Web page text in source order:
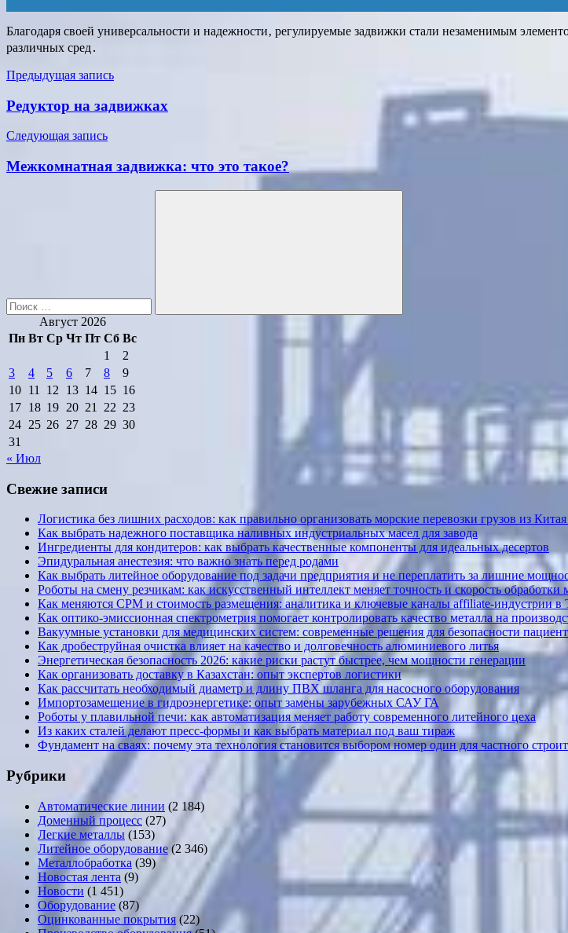
Благодаря своей универсальности и надежности‚ регулируемые задвижки стали незаменимым
различных сред․
Навигация
по
записям
Предыдущая запись
Редуктор на задвижках
Следующая запись
Межкомнатная задвижка: что это такое?
Поиск
Август 2026
Пн Вт Ср Чт Пт Сб Вс
1
2
3
4 5 6 7 8
9
10 11 12 13 14 15 16
17 18 19 20 21 22 23
24 25 26 27 28 29 30
31
« Июл
Свежие записи
Логистика без лишних расходов: как правильно организовать морские перевозки грузов из
Как выбрать надежного поставщика наливных индустриальных масел для завода
Ингредиенты для кондитеров: как выбрать качественные компоненты для идеальных десертов
Эпидуральная анестезия: что важно знать перед родами
Как выбрать литейное оборудование под задачи предприятия и не переплатить за лишние
Роботы на смену резчикам: как искусственный интеллект меняет точность и скорость обработки
Как меняются CPM и стоимость размещения: аналитика и ключевые каналы affiliate-индустрии в
Как оптико-эмиссионная спектрометрия помогает контролировать качество металла на
Вакуумные установки для медицинских систем: современные решения для безопасности
Как дробеструйная очистка влияет на качество и долговечность алюминиевого литья
Энергетическая безопасность 2026: какие риски растут быстрее, чем мощности генерации
Как организовать доставку в Казахстан: опыт экспертов логистики
Как рассчитать необходимый диаметр и длину ПВХ шланга для насосного оборудования
Импортозамещение в гидроэнергетике: опыт замены зарубежных САУ ГА
Роботы у плавильной печи: как автоматизация меняет работу современного литейного цеха
Из каких сталей делают пресс-формы и как выбрать материал под ваш тираж
Фундамент на сваях: почему эта технология становится выбором номер один для частного
Рубрики
Автоматические линии (2 184)
Доменный процесс (27)
Легкие металлы (153)
Литейное оборудование (2 346)
Металлобработка (39)
Новостая лента (9)
Новости (1 451)
Оборудование (87)
Оцинкованные покрытия (22)